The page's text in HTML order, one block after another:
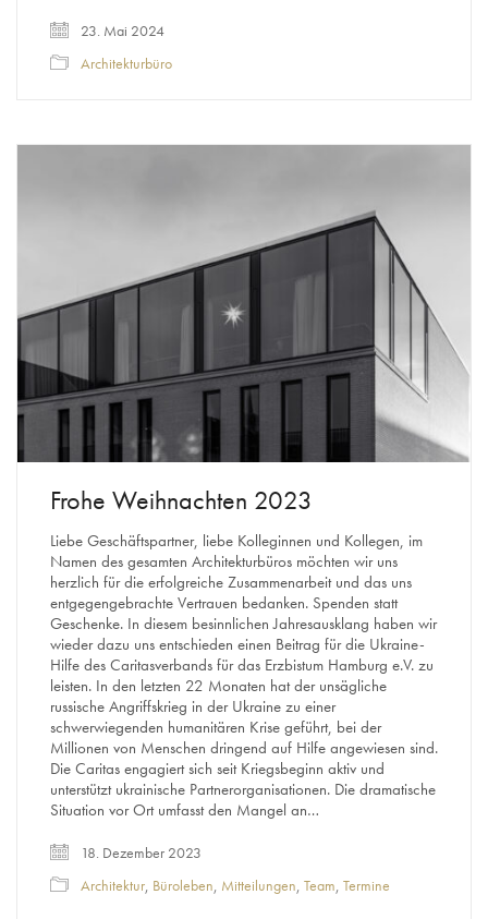
23. Mai 2024
Architekturbüro
Frohe Weihnachten 2023
Liebe Geschäftspartner, liebe Kolleginnen und Kollegen, im
Namen des gesamten Architekturbüros möchten wir uns
herzlich für die erfolgreiche Zusammenarbeit und das uns
entgegengebrachte Vertrauen bedanken. Spenden statt
Geschenke. In diesem besinnlichen Jahresausklang haben wir
wieder dazu uns entschieden einen Beitrag für die Ukraine-
Hilfe des Caritasverbands für das Erzbistum Hamburg e.V. zu
leisten. In den letzten 22 Monaten hat der unsägliche
russische Angriffskrieg in der Ukraine zu einer
schwerwiegenden humanitären Krise geführt, bei der
Millionen von Menschen dringend auf Hilfe angewiesen sind.
Die Caritas engagiert sich seit Kriegsbeginn aktiv und
unterstützt ukrainische Partnerorganisationen. Die dramatische
Situation vor Ort umfasst den Mangel an…
18. Dezember 2023
Architektur, Büroleben, Mitteilungen, Team, Termine